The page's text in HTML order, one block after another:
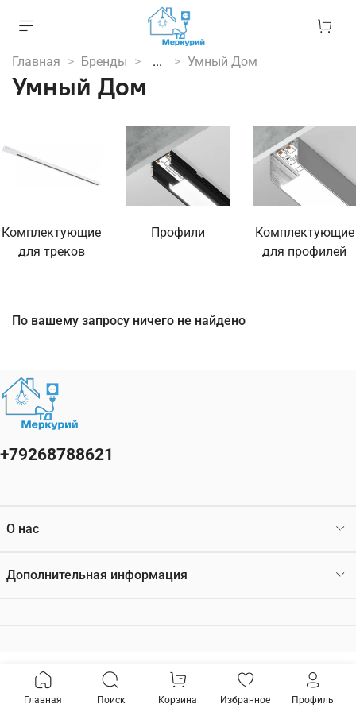
Главная Бренды ... Умный Дом
Умный Дом
Комплектующие
для треков
Профили
Комплектующие
для профилей
По вашему запросу ничего не найдено
О нас
Дополнительная информация
+79268788621
Главная Поиск Корзина Избранное Профиль